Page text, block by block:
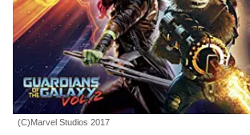
(C)Marvel Studios 2017